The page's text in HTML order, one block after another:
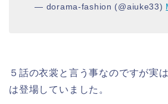
— dorama-fashion (@aiuke33)
５話の衣裳と言う事なのですが実
は登場していました。